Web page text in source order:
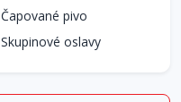
Čapované pivo
Skupinové oslavy